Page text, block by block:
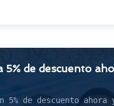
5% de descuento
5% de descuento ahora